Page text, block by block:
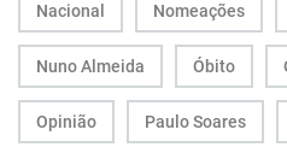
Nacional Nomeações
Nuno Almeida Óbito
Opinião Paulo Soares